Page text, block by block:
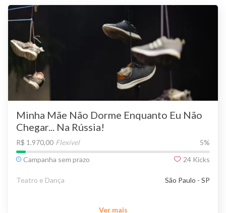
Minha Mãe Não Dorme Enquanto Eu Não
Chegar... Na Rússia!
R$ 1.970,00 Flexível 5%
Campanha sem prazo
24 Kicks
Teatro e Dança São Paulo - SP
Ver mais